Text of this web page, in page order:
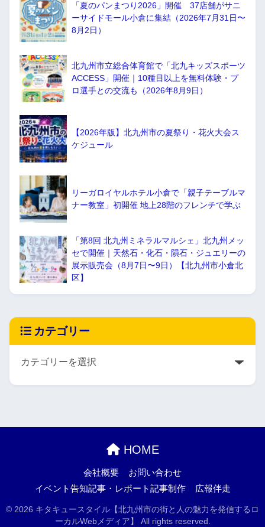
「夏のパンまつり2026」開催 37店舗がサニ
ーサイドモール小倉に集結（2026年7月31日〜
8月2日）
北九州市立総合体育館で「北九キッズスポーツ
ACCESS」開催｜10種目以上を無料体験・プ
ロ選手との交流も（2026年8月9日）
【2026年版】北九州市の夏祭り・花火大会ス
ケジュール
リーガロイヤルホテル小倉で「親子テーブルマ
ナー教室」初開催 地上28階のフレンチで学ぶ
「第8回 北九州ミネラルマルシェ」北九州メッ
セで開催｜天然石・化石・隕石・ジュエリーの
展示販売会（8月7日〜9日）【北九州市小倉北
区】
カテゴリー
HOME
会社概要
お問い合わせ
イベント告知記事・レポート記事制作
広報伴走
© 2026 キタキュースタイル【北九州市の街と人の魅力を発信するロ
ーカルWebメディア】 All rights reserved.